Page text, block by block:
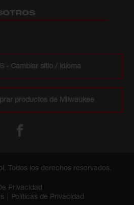
- Cambiar sitio / idioma
productos de Milwaukee
Todos los derechos reservados.
Privacidad
Políticas de Privacidad